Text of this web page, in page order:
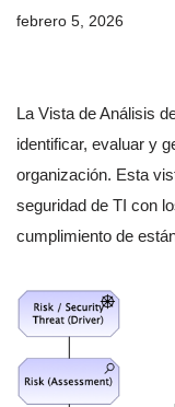
febrero 5, 2026
La Vista de Análisis
identificar, evaluar y
organización. Esta
seguridad de TI con
cumplimiento de